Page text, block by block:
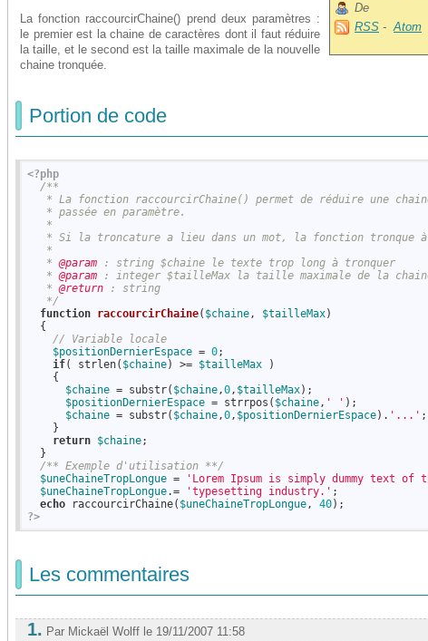
De
RSS -Atom
La fonction raccourcirChaine() prend deux paramètres :
le premier est la chaine de caractères dont il faut réduire
la taille, et le second est la taille maximale de la nouvelle
chaine tronquée.
Portion de code
<?php
/**
* La fonction raccourcirChaine() permet de réduire une
   * passée en paramètre.
   *
* Si la troncature a lieu dans un mot, la fonction tronque
   *
   *
@param : string $chaine le texte trop long à tronquer
   *
@param : integer $tailleMax la taille maximale de la
   *
@return : string
   */
function raccourcirChaine( $chaine, $tailleMax)
  {
// Variable locale
$positionDernierEspace = 0;
if( strlen( $chaine) >= $tailleMax )
    {
$chaine = substr( $chaine,0, $tailleMax);
$positionDernierEspace = strrpos( $chaine, ' ' );
$chaine = substr( $chaine,0, $positionDernierEspace). '...' ;
    }
return $chaine;
  }
/** Exemple d'utilisation **/
$uneChaineTropLongue = 'Lorem Ipsum is simply dummy text
$uneChaineTropLongue.= 'typesetting industry.' ;
echo raccourcirChaine( $uneChaineTropLongue, 40
?>
Les commentaires
1. Par Mickaël Wolff le 19/11/2007 11:58